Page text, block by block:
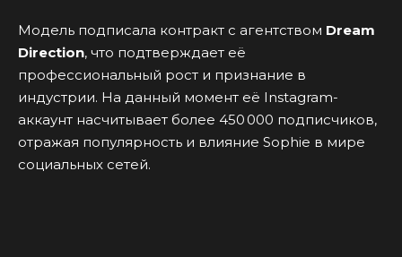
Модель подписала контракт с агентством Dream
Direction, что подтверждает её
профессиональный рост и признание в
индустрии. На данный момент её Instagram-
аккаунт насчитывает более 450 000 подписчиков,
отражая популярность и влияние Sophie в мире
социальных сетей.